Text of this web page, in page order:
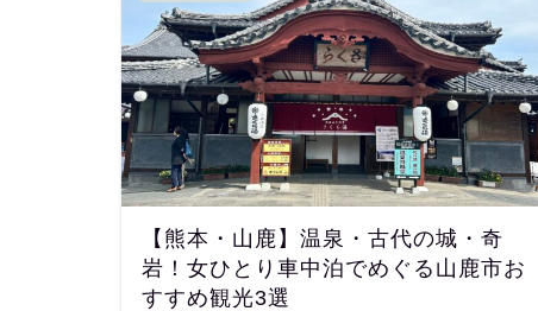
【熊本・山鹿】温泉・古代の城・奇
岩！女ひとり車中泊でめぐる山鹿市お
すすめ観光3選